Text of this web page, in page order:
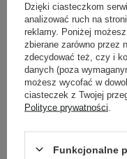
Pokaż więcej wpisów z
Dzięki ciasteczkom
analizować ruch na
reklamy. Poniżej
zbierane zarówno przez
zdecydować też, czy i
danych (poza
możesz wycofać w
ciasteczek z Twojej
Polityce prywatności
Funkcjonalne